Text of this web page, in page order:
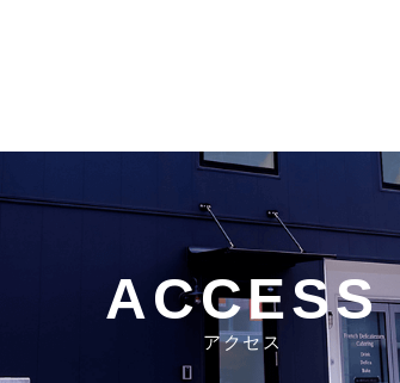
ACCESS
アクセス